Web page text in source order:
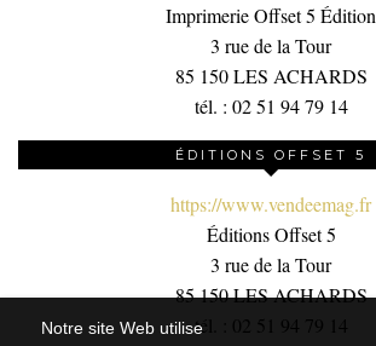
Notre site Web utilise
Imprimerie Offset 5 Édition
3 rue de la Tour
85 150 LES ACHARDS
tél. : 02 51 94 79 14
ÉDITIONS OFFSET 5
https://www.vendeemag.fr
Éditions Offset 5
3 rue de la Tour
85 150 LES ACHARDS
tél. : 02 51 94 79 14